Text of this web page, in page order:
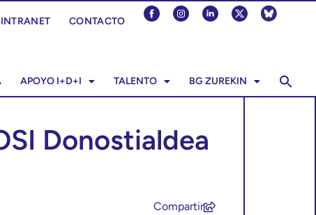
INTRANET CONTACTO
APOYO I+D+I TALENTO BG ZUREKIN
Donostialdea
Compartir